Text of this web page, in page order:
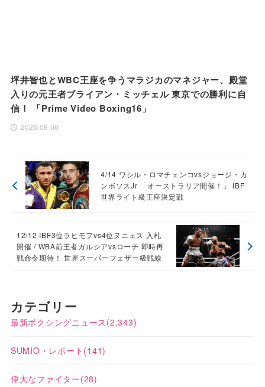
坪井智也とWBC王座を争うマラジカのマネジャー、殿堂
入りの元王者ブライアン・ミッチェル 東京での勝利に自
信！ 「Prime Video Boxing16」
2026-08-06
4/14 ワシル・ロマチェンコvsジョージ・カ
ンボソスJr 「オーストラリア開催！」 IBF
世界ライト級王座決定戦
12/12 IBF3位ラヒモフvs4位ヌニェス 入札
開催 / WBA前王者ガルシアvsローチ 即時再
戦命令期待！ 世界スーパーフェザー級戦線
カテゴリー
最新ボクシングニュース (2,343)
SUMIO・レポート (141)
偉大なファイター(28)